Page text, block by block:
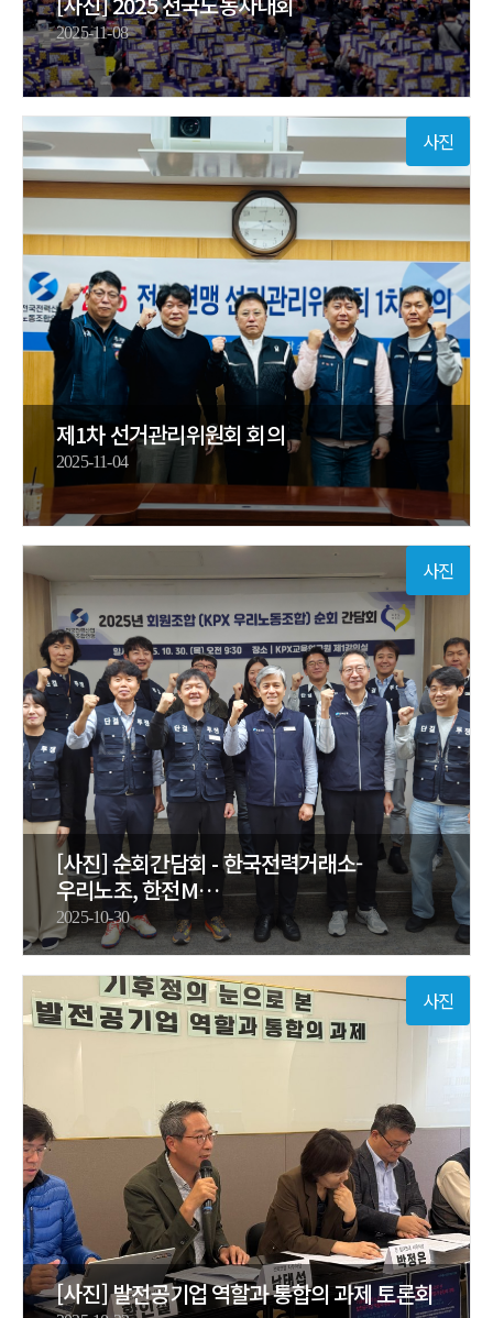
2025-11-08
사진
제1차 선거관리위원회 회의
2025-11-04
사진
[사진] 순회간담회 - 한국전력거래소-
우리노조, 한전M…
2025-10-30
사진
[사진] 발전공기업 역할과 통합의 과제 토론회